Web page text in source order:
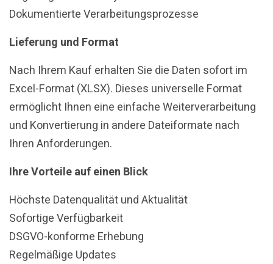
Dokumentierte Verarbeitungsprozesse
Lieferung und Format
Nach Ihrem Kauf erhalten Sie die Daten sofort im
Excel-Format (XLSX). Dieses universelle Format
ermöglicht Ihnen eine einfache Weiterverarbeitung
und Konvertierung in andere Dateiformate nach
Ihren Anforderungen.
Ihre Vorteile auf einen Blick
Höchste Datenqualität und Aktualität
Sofortige Verfügbarkeit
DSGVO-konforme Erhebung
Regelmäßige Updates